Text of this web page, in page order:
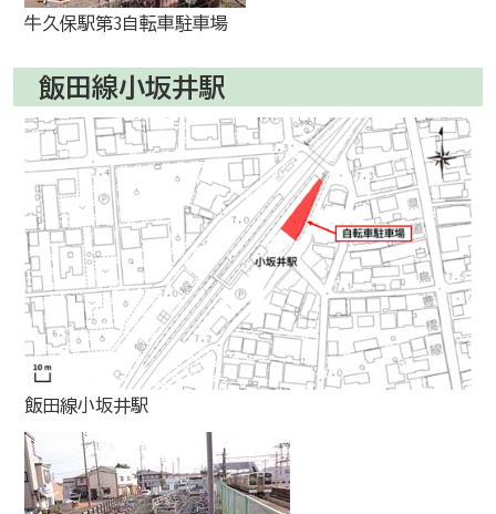
牛久保駅第3自転車駐車場
飯田線小坂井駅
飯田線小坂井駅